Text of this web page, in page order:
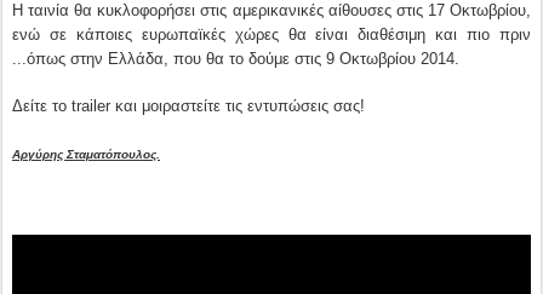
Η ταινία θα κυκλοφορήσει στις αμερικανικές αίθουσες στις 17 Οκτωβρίου,
ενώ σε κάποιες ευρωπαϊκές χώρες θα είναι διαθέσιμη και πιο πριν
...όπως στην Ελλάδα, που θα το δούμε στις 9 Οκτωβρίου 2014.
Δείτε το trailer και μοιραστείτε τις εντυπώσεις σας!
Αργύρης Σταματόπουλος.